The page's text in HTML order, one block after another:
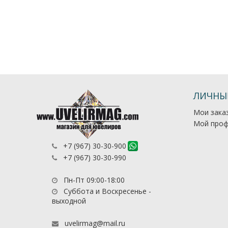
+7 (967) 30-30-900
+7 (967) 30-30-990
Пн-Пт 09:00-18:00
Суббота и Воскресенье -
выходной
uvelirmag@mail.ru
Мои
Мой